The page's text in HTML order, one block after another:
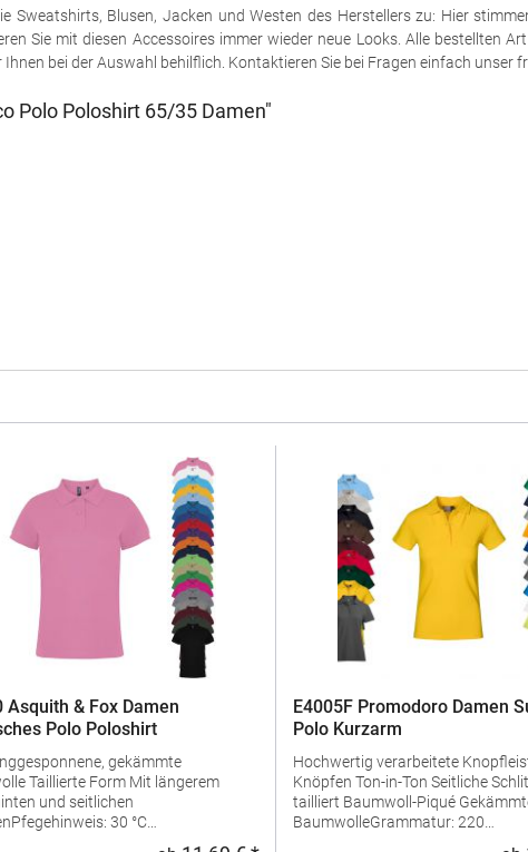
Blusen, Jacken und Westen des Herstellers zu: Hier
Sie mit diesen Accessoires immer wieder neue Looks. Alle bestellten
bei der Auswahl behilflich. Kontaktieren Sie bei Fragen einfach unser
Polo Poloshirt 65/35 Damen"
Asquith & Fox Damen
Polo Poloshirt
gekämmte
längerem
und seitlichen
30 °C
E4005F Promodoro Damen
Polo Kurzarm
Hochwertig verarbeitete
Knöpfen Ton-in-Ton Seitliche Schlitze Leicht
tailliert Baumwoll-Piqué Gekämmte
BaumwolleGrammatur: 220